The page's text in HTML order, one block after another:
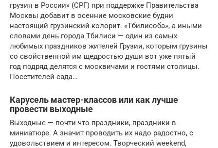
грузин в России» (СРГ) при поддержке Правительства
Москвы добавит в осенние московские будни
настоящий грузинский колорит. «Тбилисоба», а иными
словами день города Тбилиси — один из самых
любимых праздников жителей Грузии, которым грузины
со свойственной им щедростью души вот уже пятый
год подряд делятся с москвичами и гостями столицы.
Посетителей сада…
Карусель мастер-классов или как лучше
провести выходные
Выходные — почти что праздники, праздники в
миниатюре. А значит проводить их надо радостно, с
удовольствием и интересом. Творческий weekend,